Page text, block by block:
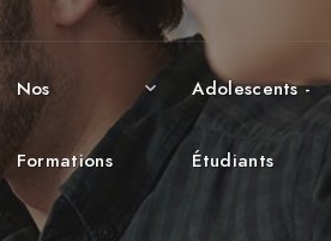
Nos
Formations
Adolescents -
Étudiants